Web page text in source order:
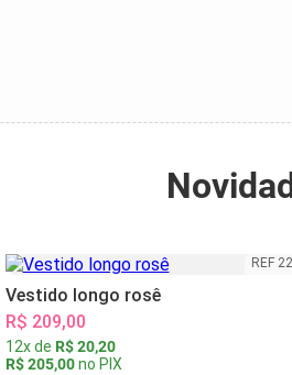
REF
Vestido longo rosê
R$ 209,00
12x de R$ 20,20
R$ 205,00no PIX